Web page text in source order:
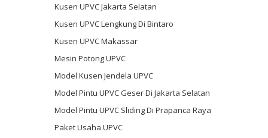
Kusen UPVC Jakarta Selatan
Kusen UPVC Lengkung Di Bintaro
Kusen UPVC Makassar
Mesin Potong UPVC
Model Kusen Jendela UPVC
Model Pintu UPVC Geser Di Jakarta Selatan
Model Pintu UPVC Sliding Di Prapanca Raya
Paket Usaha UPVC